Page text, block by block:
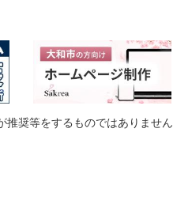
奨等をするものではありません